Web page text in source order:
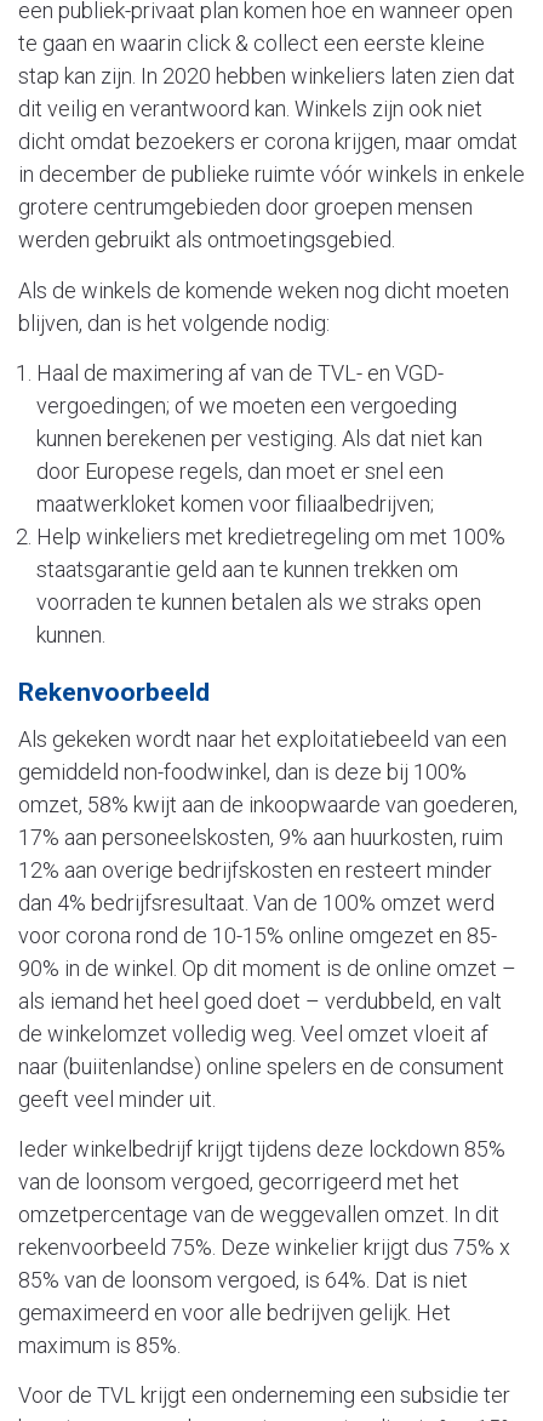
een publiek-privaat plan komen hoe en wanneer open
te gaan en waarin click & collect een eerste kleine
stap kan zijn. In 2020 hebben winkeliers laten zien dat
dit veilig en verantwoord kan. Winkels zijn ook niet
dicht omdat bezoekers er corona krijgen, maar omdat
in december de publieke ruimte vóór winkels in enkele
grotere centrumgebieden door groepen mensen
werden gebruikt als ontmoetingsgebied.
Als de winkels de komende weken nog dicht moeten
blijven, dan is het volgende nodig:
Haal de maximering af van de TVL- en VGD-
vergoedingen; of we moeten een vergoeding
kunnen berekenen per vestiging. Als dat niet kan
door Europese regels, dan moet er snel een
maatwerkloket komen voor filiaalbedrijven;
Help winkeliers met kredietregeling om met 100%
staatsgarantie geld aan te kunnen trekken om
voorraden te kunnen betalen als we straks open
kunnen.
Rekenvoorbeeld
Als gekeken wordt naar het exploitatiebeeld van een
gemiddeld non-foodwinkel, dan is deze bij 100%
omzet, 58% kwijt aan de inkoopwaarde van goederen,
17% aan personeelskosten, 9% aan huurkosten, ruim
12% aan overige bedrijfskosten en resteert minder
dan 4% bedrijfsresultaat. Van de 100% omzet werd
voor corona rond de 10-15% online omgezet en 85-
90% in de winkel. Op dit moment is de online omzet –
als iemand het heel goed doet – verdubbeld, en valt
de winkelomzet volledig weg. Veel omzet vloeit af
naar (buiitenlandse) online spelers en de consument
geeft veel minder uit.
Ieder winkelbedrijf krijgt tijdens deze lockdown 85%
van de loonsom vergoed, gecorrigeerd met het
omzetpercentage van de weggevallen omzet. In dit
rekenvoorbeeld 75%. Deze winkelier krijgt dus 75% x
85% van de loonsom vergoed, is 64%. Dat is niet
gemaximeerd en voor alle bedrijven gelijk. Het
maximum is 85%.
Voor de TVL krijgt een onderneming een subsidie ter